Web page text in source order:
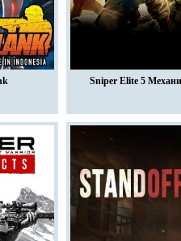
Sniper Elite 5